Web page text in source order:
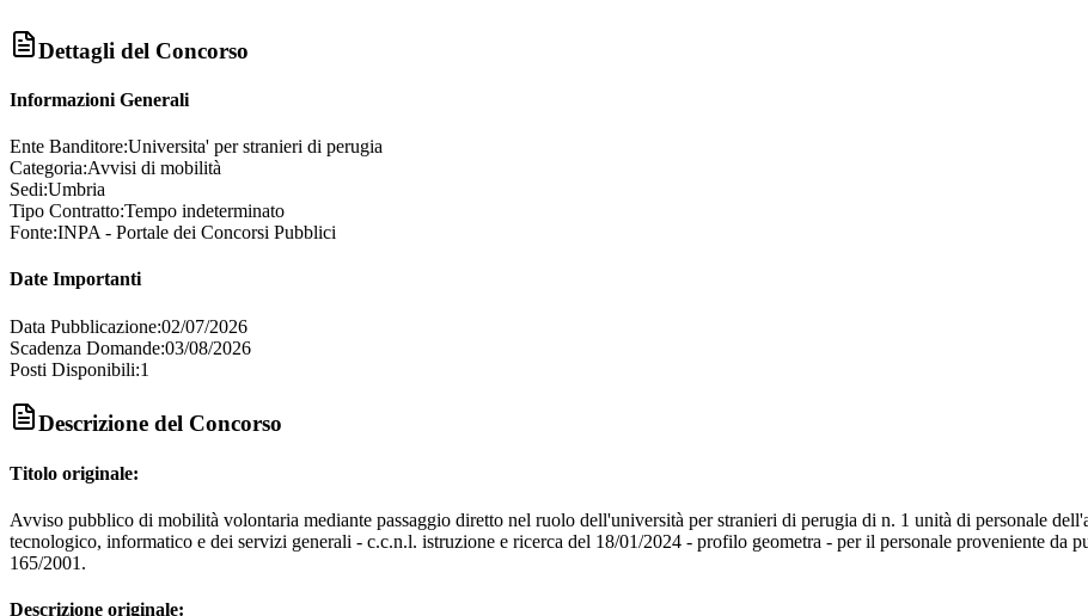
Dettagli del Concorso
Informazioni Generali
Ente Banditore:Universita' per stranieri di perugia
Categoria:Avvisi di mobilità
Sedi:Umbria
Tipo Contratto:Tempo indeterminato
Fonte:INPA - Portale dei Concorsi Pubblici
Date Importanti
Data Pubblicazione:02/07/2026
Scadenza Domande:03/08/2026
Posti Disponibili:1
Descrizione del Concorso
Titolo originale:
Avviso pubblico di mobilità volontaria mediante passaggio diretto nel ruolo dell'università per stranieri di perugia di n. 1 unità di personale
tecnologico, informatico e dei servizi generali - c.c.n.l. istruzione e ricerca del 18/01/2024 - profilo geometra - per il personale proveniente da
165/2001.
Descrizione originale: